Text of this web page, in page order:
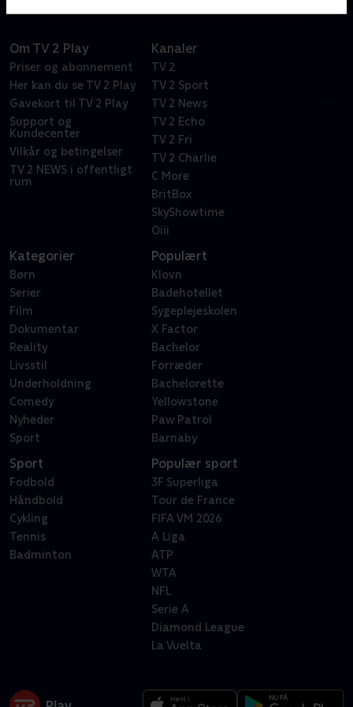
Om TV 2 Play
Priser og abonnement
Her kan du se TV 2 Play
Gavekort til TV 2 Play
Support og
Kundecenter
Vilkår og betingelser
TV 2 NEWS i offentligt
rum
Kanaler
TV 2
TV 2 Sport
TV 2 News
TV 2 Echo
TV 2 Fri
TV 2 Charlie
C More
BritBox
SkyShowtime
Oiii
Kategorier
Børn
Serier
Film
Dokumentar
Reality
Livsstil
Underholdning
Comedy
Nyheder
Sport
Populært
Klovn
Badehotellet
Sygeplejeskolen
X Factor
Bachelor
Forræder
Bachelorette
Yellowstone
Paw Patrol
Barnaby
Sport
Fodbold
Håndbold
Cykling
Tennis
Badminton
Populær sport
3F Superliga
Tour de France
FIFA VM 2026
A Liga
ATP
WTA
NFL
Serie A
Diamond League
La Vuelta